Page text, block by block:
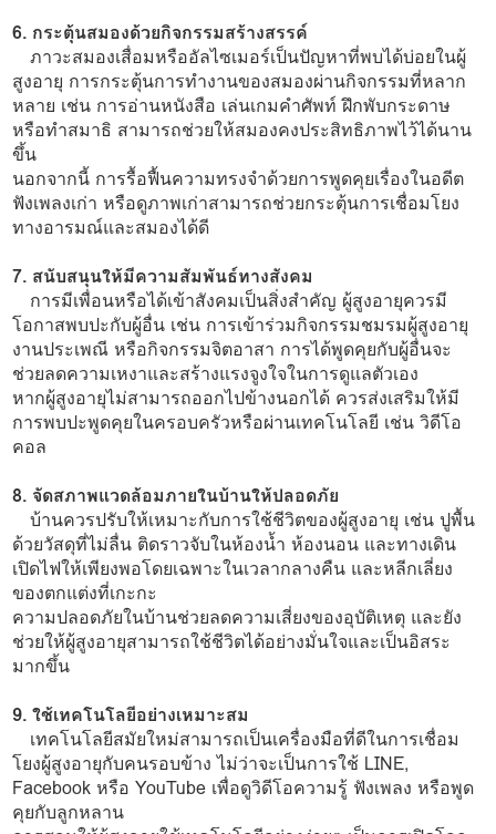
6. กระตุ้นสมองด้วยกิจกรรมสร้างสรรค์
ภาวะสมองเสื่อมหรืออัลไซเมอร์เป็นปัญหาที่พบได้บ่อยในผู้
สูงอายุ การกระตุ้นการทำงานของสมองผ่านกิจกรรมที่หลาก
หลาย เช่น การอ่านหนังสือ เล่นเกมคำศัพท์ ฝึกพับกระดาษ
หรือทำสมาธิ สามารถช่วยให้สมองคงประสิทธิภาพไว้ได้นาน
ขึ้น
นอกจากนี้ การรื้อฟื้นความทรงจำด้วยการพูดคุยเรื่องในอดีต
ฟังเพลงเก่า หรือดูภาพเก่าสามารถช่วยกระตุ้นการเชื่อมโยง
ทางอารมณ์และสมองได้ดี
7. สนับสนุนให้มีความสัมพันธ์ทางสังคม
การมีเพื่อนหรือได้เข้าสังคมเป็นสิ่งสำคัญ ผู้สูงอายุควรมี
โอกาสพบปะกับผู้อื่น เช่น การเข้าร่วมกิจกรรมชมรมผู้สูงอายุ
งานประเพณี หรือกิจกรรมจิตอาสา การได้พูดคุยกับผู้อื่นจะ
ช่วยลดความเหงาและสร้างแรงจูงใจในการดูแลตัวเอง
หากผู้สูงอายุไม่สามารถออกไปข้างนอกได้ ควรส่งเสริมให้มี
การพบปะพูดคุยในครอบครัวหรือผ่านเทคโนโลยี เช่น วิดีโอ
คอล
8. จัดสภาพแวดล้อมภายในบ้านให้ปลอดภัย
บ้านควรปรับให้เหมาะกับการใช้ชีวิตของผู้สูงอายุ เช่น ปูพื้น
ด้วยวัสดุที่ไม่ลื่น ติดราวจับในห้องน้ำ ห้องนอน และทางเดิน
เปิดไฟให้เพียงพอโดยเฉพาะในเวลากลางคืน และหลีกเลี่ยง
ของตกแต่งที่เกะกะ
ความปลอดภัยในบ้านช่วยลดความเสี่ยงของอุบัติเหตุ และยัง
ช่วยให้ผู้สูงอายุสามารถใช้ชีวิตได้อย่างมั่นใจและเป็นอิสระ
มากขึ้น
9. ใช้เทคโนโลยีอย่างเหมาะสม
เทคโนโลยีสมัยใหม่สามารถเป็นเครื่องมือที่ดีในการเชื่อม
โยงผู้สูงอายุกับคนรอบข้าง ไม่ว่าจะเป็นการใช้ LINE,
Facebook หรือ YouTube เพื่อดูวิดีโอความรู้ ฟังเพลง หรือพูด
คุยกับลูกหลาน